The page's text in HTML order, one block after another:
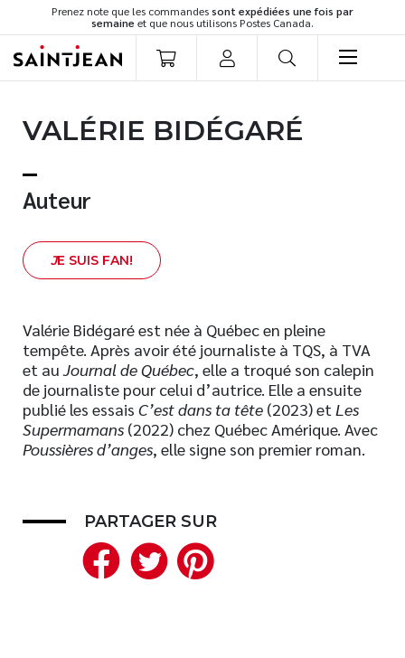
Prenez note que les commandessont expédiées une fois par
semaine et que nous utilisons Postes Canada.
Romans
Développement personnel
Spiritualité
Famille
Témoignages
Vie pratique
Finances
Nouveautés
Numérique
VALÉRIE BIDÉGARÉ
Auteur
JE SUIS FAN!
Valérie Bidégaré est née à Québec en pleine
tempête. Après avoir été journaliste à TQS, à TVA
et au Journal de Québec, elle a troqué son calepin
de journaliste pour celui d’autrice. Elle a ensuite
publié les essais C’est dans ta tête (2023) et Les
Supermamans (2022) chez Québec Amérique. Avec
Poussières d’anges, elle signe son premier roman.
PARTAGER SUR
Facebook
Twitter